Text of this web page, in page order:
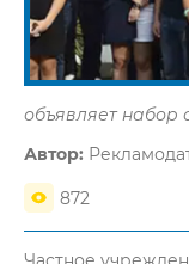
объявляет набор
Автор:
872